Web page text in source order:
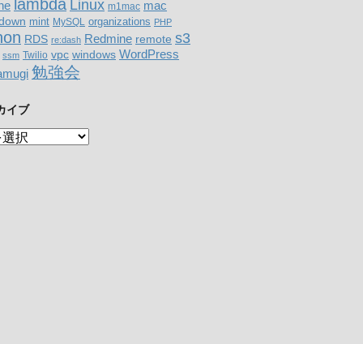
lambda Linux m1mac mac
mint MySQL organizations PHP
RDS re:dash Redmine remote s3
ssm Twilio vpc windows WordPress
勉強会
イブ